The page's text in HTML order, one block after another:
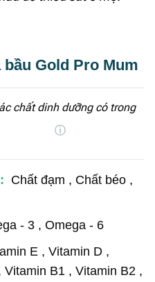
Gold Pro Mum
chất dinh dưỡng có trong
ⓘ
Chất đạm , Chất béo,
- 3, Omega - 6
E , Vitamin D,
Vitamin B1 , Vitamin B2 ,